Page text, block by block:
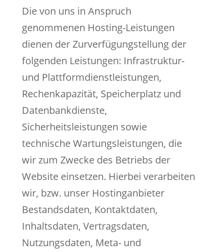
Die von uns in Anspruch
genommenen Hosting-Leistungen
dienen der Zurverfügungstellung der
folgenden Leistungen: Infrastruktur-
und Plattformdienstleistungen,
Rechenkapazität, Speicherplatz und
Datenbankdienste,
Sicherheitsleistungen sowie
technische Wartungsleistungen, die
wir zum Zwecke des Betriebs der
Website einsetzen. Hierbei verarbeiten
wir, bzw. unser Hostinganbieter
Bestandsdaten, Kontaktdaten,
Inhaltsdaten, Vertragsdaten,
Nutzungsdaten, Meta- und